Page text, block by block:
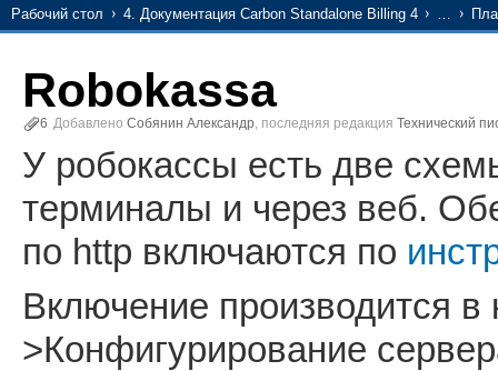
Рабочий стол 4. Документация Carbon Standalone Billing 4 …
Robokassa
6 Добавлено Собянин Александр, последняя редакция Технический
У робокассы есть две
терминалы и через веб.
по http включаются по
Включение производится
>Конфигурирование